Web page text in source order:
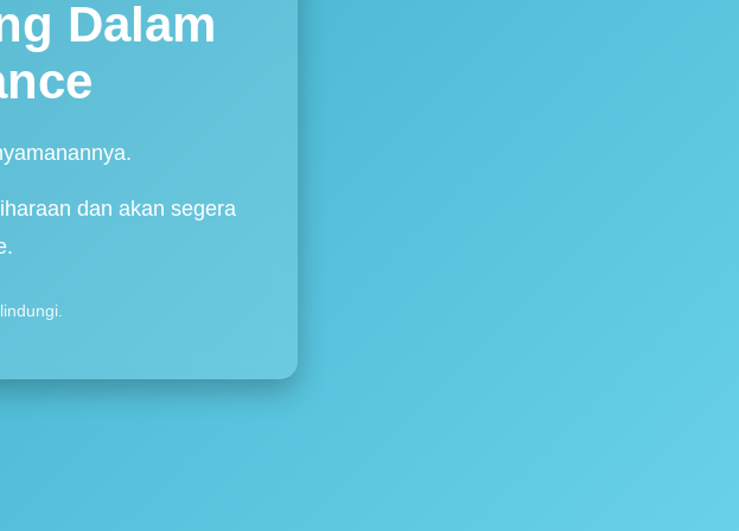
Dalam
dan akan segera